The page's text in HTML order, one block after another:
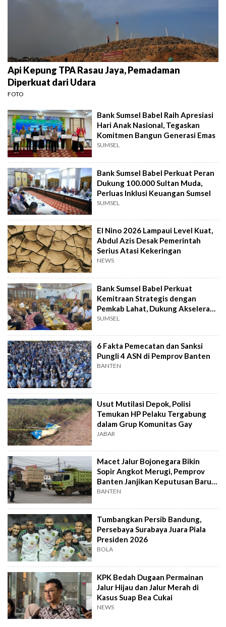
Api Kepung TPA Rasau Jaya, Pemadaman
Diperkuat dari Udara
FOTO
Bank Sumsel Babel Raih Apresiasi
Hari Anak Nasional, Tegaskan
Komitmen Bangun Generasi Emas
SUMSEL
Bank Sumsel Babel Perkuat Peran
Dukung 100.000 Sultan Muda,
Perluas Inklusi Keuangan Sumsel
SUMSEL
El Nino 2026 Lampaui Level Kuat,
Abdul Azis Desak Pemerintah
Serius Atasi Kekeringan
NEWS
Bank Sumsel Babel Perkuat
Kemitraan Strategis dengan
Pemkab Lahat, Dukung Akselerasi
Ekonomi Daerah
SUMSEL
6 Fakta Pemecatan dan Sanksi
Pungli 4 ASN di Pemprov Banten
BANTEN
Usut Mutilasi Depok, Polisi
Temukan HP Pelaku Tergabung
dalam Grup Komunitas Gay
JABAR
Macet Jalur Bojonegara Bikin
Sopir Angkot Merugi, Pemprov
Banten Janjikan Keputusan Baru 4
Hari Lagi
BANTEN
Tumbangkan Persib Bandung,
Persebaya Surabaya Juara Piala
Presiden 2026
BOLA
KPK Bedah Dugaan Permainan
Jalur Hijau dan Jalur Merah di
Kasus Suap Bea Cukai
NEWS